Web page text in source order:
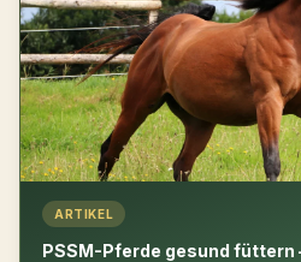
ARTIKEL
PSSM-Pferde gesund füttern